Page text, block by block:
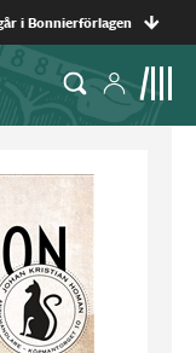
i Bonnierförlagen